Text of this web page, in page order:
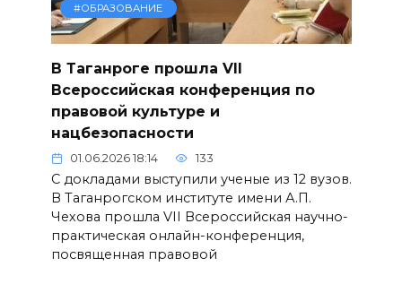
#ОБРАЗОВАНИЕ
В Таганроге прошла VII
Всероссийская конференция по
правовой культуре и
нацбезопасности
01.06.2026 18:14 133
С докладами выступили ученые из 12 вузов.
В Таганрогском институте имени А.П.
Чехова прошла VII Всероссийская научно-
практическая онлайн-конференция,
посвященная правовой